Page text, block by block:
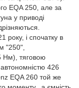
EQA 250, але за
у приводі
року, і спочатку в
"250",
Нм), тяговою
426
EQA 260 той же